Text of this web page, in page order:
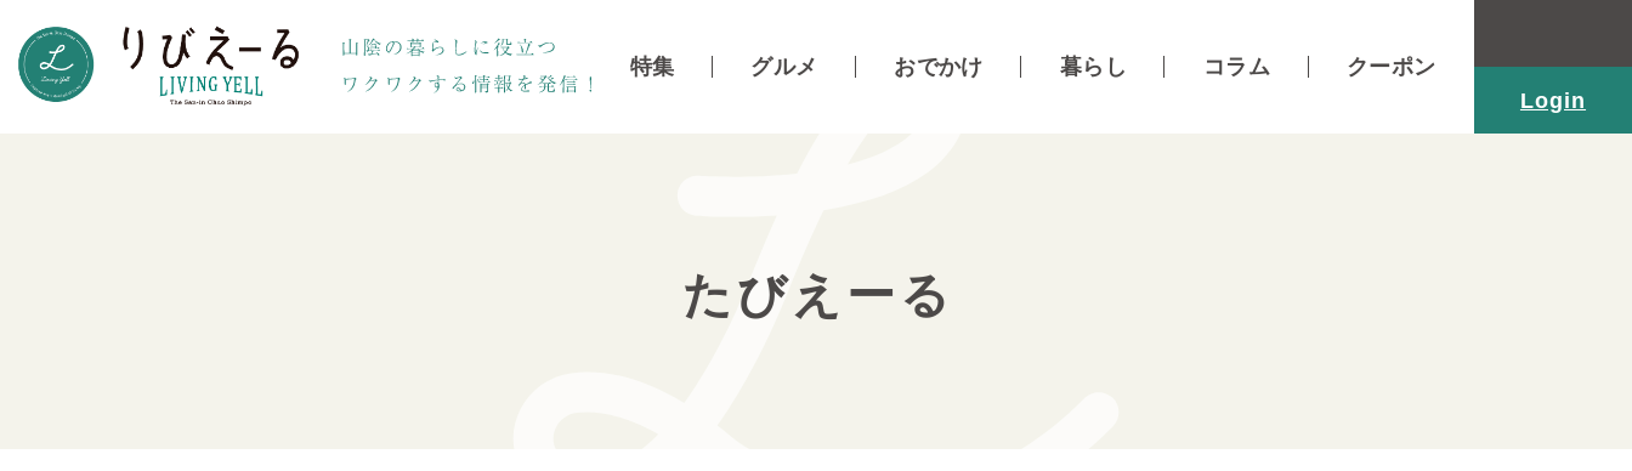
特集 グルメ おでかけ 暮らし コラム
クーポン
Login
たびえーる